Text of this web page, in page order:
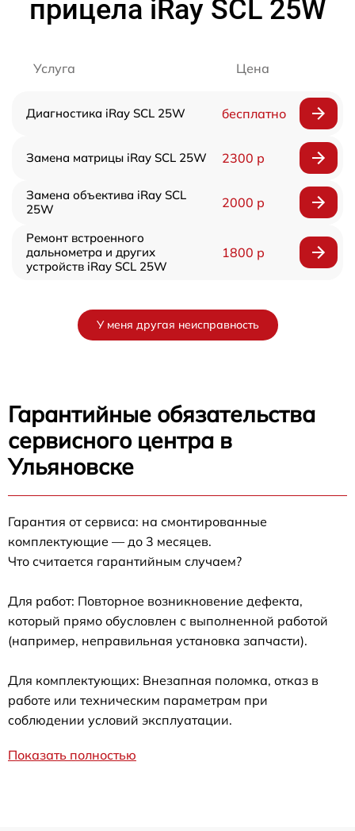
прицела iRay SCL 25W
Услуга Цена
Диагностика iRay SCL 25W бесплатно
Замена матрицы iRay SCL 25W 2300 р
Замена объектива iRay SCL
25W
2000 р
Ремонт встроенного
дальнометра и других
устройств iRay SCL 25W
1800 р
У меня другая неисправность
Гарантийные обязательства
сервисного центра в
Ульяновске
Гарантия от сервиса: на смонтированные
комплектующие — до 3 месяцев.
Что считается гарантийным случаем?
Для работ: Повторное возникновение дефекта,
который прямо обусловлен с выполненной работой
(например, неправильная установка запчасти).
Для комплектующих: Внезапная поломка, отказ в
работе или техническим параметрам при
соблюдении условий эксплуатации.
Показать полностью